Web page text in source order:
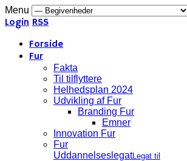
Menu
Login RSS
Forside
Fur
Fakta
Til tilflyttere
Helhedsplan 2024
Udvikling af Fur
Branding Fur
Emner
Innovation Fur
Fur
UddannelseslegatLegat til